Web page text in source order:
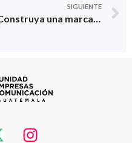
SIGUIENTE
Construya una marca ganadora